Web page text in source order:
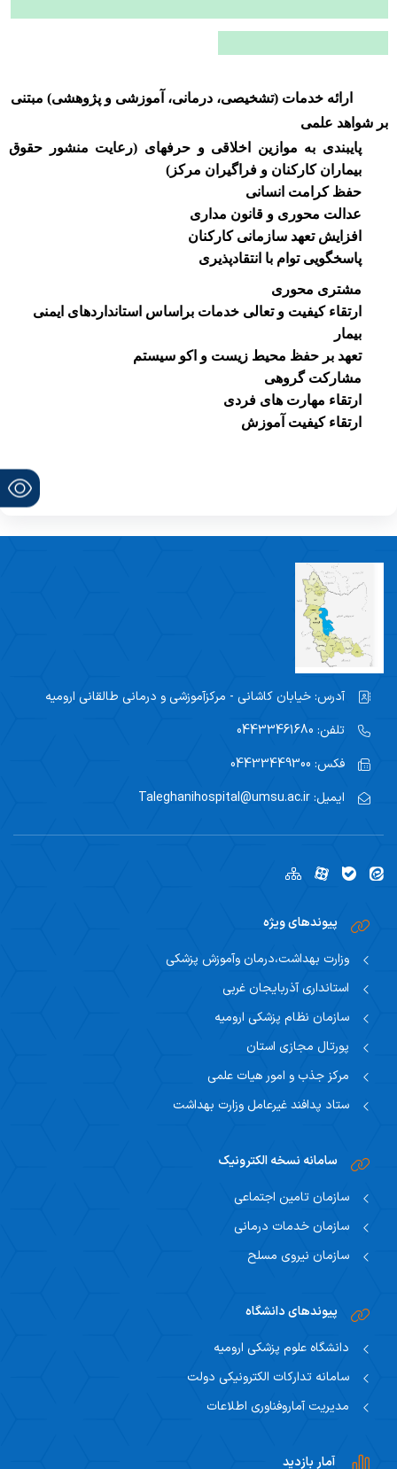
ارائه خدمات (تشخیصی، درمانی، آموزشی و پژوهشی) مبتنی
بر شواهد علمی
پایبندی به موازین اخلاقی و حرفه­ای (رعایت منشور حقوق
بیماران کارکنان و فراگیران مرکز)
حفظ کرامت انسانی
عدالت محوری و قانون مداری
افزایش تعهد سازمانی کارکنان
پاسخگویی توام با انتقادپذیری
مشتری محوری
ارتقاء کیفیت و تعالی خدمات براساس استانداردهای ایمنی
بیمار
تعهد بر حفظ محیط زیست و اکو سیستم
مشارکت گروهی
ارتقاء مهارت های فردی
ارتقاء کیفیت آموزش
آدرس:خیابان کاشانی - مرکزآموزشی و درمانی طالقانی ارومیه
تلفن:
فکس:
ایمیل:
پیوندهای ویژه
وزارت بهداشت،درمان وآموزش پزشکی
استانداری آذربایجان غربی
سازمان نظام پزشکی ارومیه
پورتال مجازی استان
مرکز جذب و امور هیات علمی
ستاد پدافند غیرعامل وزارت بهداشت
سامانه نسخه الکترونیک
سازمان تامین اجتماعی
سازمان خدمات درمانی
سازمان نیروی مسلح
پیوندهای دانشگاه
دانشگاه علوم پزشکی ارومیه
سامانه تدارکات الکترونیکی دولت
مدیریت آماروفناوری اطلاعات
آمار بازدید